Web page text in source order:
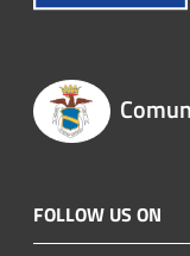
FOLLOW US ON